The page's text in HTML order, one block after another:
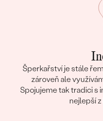
Šperkařství je stále
zároveň ale
Spojujeme tak tradici s
nejlepší